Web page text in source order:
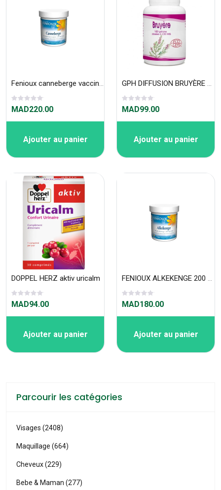
Fenioux canneberge vaccinium macrocarpon 200 gélules
MAD220.00
Ajouter au panier
GPH DIFFUSION BRUYÈRE BIO - 230 MG - 100 GÉLULES
MAD99.00
Ajouter au panier
DOPPEL HERZ aktiv uricalm
MAD94.00
Ajouter au panier
FENIOUX ALKEKENGE 200 GÉLULES
MAD180.00
Ajouter au panier
Parcourir les catégories
Visages (2408)
Maquillage (664)
Cheveux (229)
Bebe & Maman (277)